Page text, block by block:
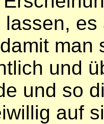
lassen,
man
und
und so
auf